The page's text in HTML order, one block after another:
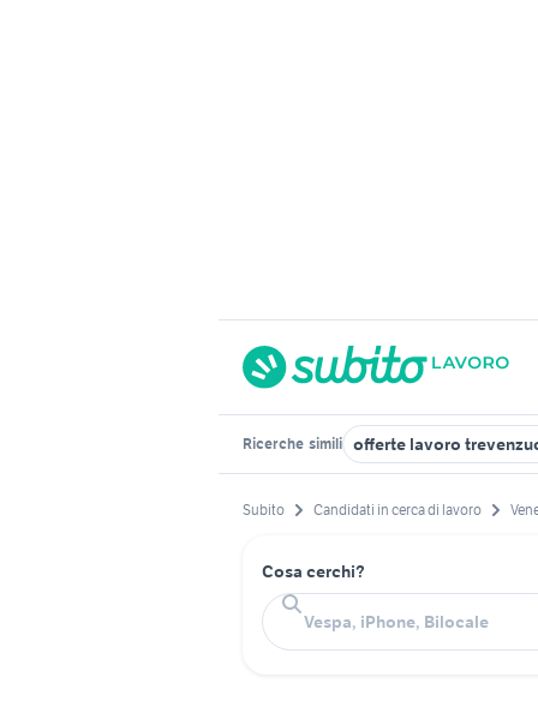
Ricerche simili offerte lavoro
Subito Candidati in cerca di lavoro
Cosa cerchi?